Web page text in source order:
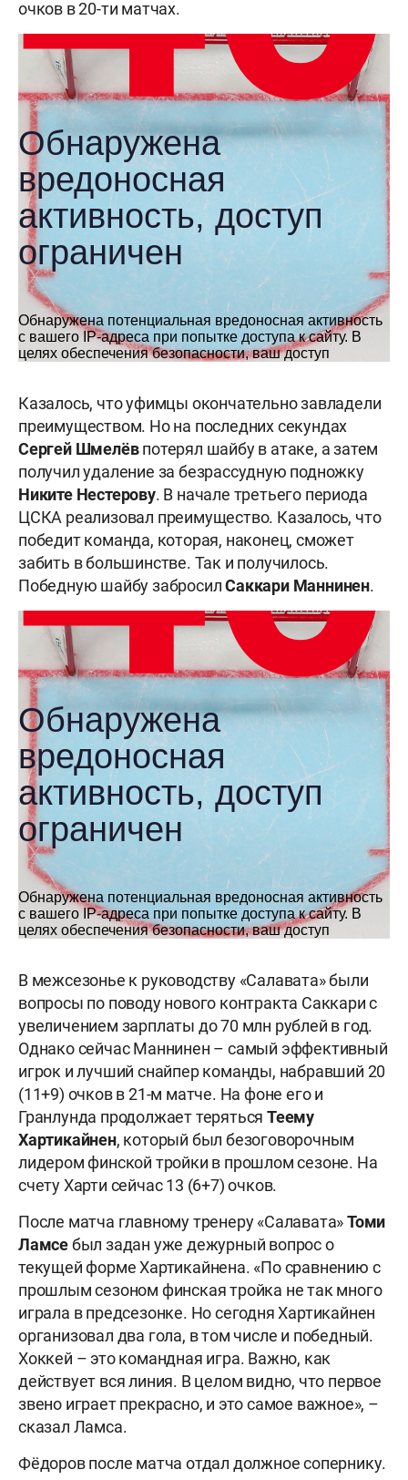
очков в 20-ти матчах.
Казалось, что уфимцы окончательно завладели
преимуществом. Но на последних секундах
Сергей Шмелёвпотерял шайбу в атаке, а затем
получил удаление за безрассудную подножку
Никите Нестерову. В начале третьего периода
ЦСКА реализовал преимущество. Казалось, что
победит команда, которая, наконец, сможет
забить в большинстве. Так и получилось.
Победную шайбу забросилСаккари Маннинен.
В межсезонье к руководству «Салавата» были
вопросы по поводу нового контракта Саккари с
увеличением зарплаты до 70 млн рублей в год.
Однако сейчас Маннинен – самый эффективный
игрок и лучший снайпер команды, набравший 20
(11+9) очков в 21-м матче. На фоне его и
Гранлунда продолжает теряться Теему
Хартикайнен, который был безоговорочным
лидером финской тройки в прошлом сезоне. На
счету Харти сейчас 13 (6+7) очков.
После матча главному тренеру «Салавата»Томи
Ламсебыл задан уже дежурный вопрос о
текущей форме Хартикайнена. «По сравнению с
прошлым сезоном финская тройка не так много
играла в предсезонке. Но сегодня Хартикайнен
организовал два гола, в том числе и победный.
Хоккей – это командная игра. Важно, как
действует вся линия. В целом видно, что первое
звено играет прекрасно, и это самое важное», –
сказал Ламса.
Фёдоров после матча отдал должное сопернику.